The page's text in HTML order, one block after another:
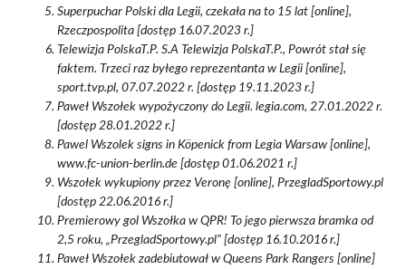
Superpuchar Polski dla Legii, czekała na to 15 lat [online],
Rzeczpospolita [dostęp 16.07.2023 r.]
Telewizja PolskaT.P. S.A Telewizja PolskaT.P., Powrót stał się
faktem. Trzeci raz byłego reprezentanta w Legii [online],
sport.tvp.pl, 07.07.2022 r. [dostęp 19.11.2023 r.]
Paweł Wszołek wypożyczony do Legii. legia.com, 27.01.2022 r.
[dostęp 28.01.2022 r.]
Pawel Wszolek signs in Köpenick from Legia Warsaw [online],
www.fc-union-berlin.de [dostęp 01.06.2021 r.]
Wszołek wykupiony przez Veronę [online], PrzegladSportowy.pl
[dostęp 22.06.2016 r.]
Premierowy gol Wszołka w QPR! To jego pierwsza bramka od
2,5 roku, „PrzegladSportowy.pl” [dostęp 16.10.2016 r.]
Paweł Wszołek zadebiutował w Queens Park Rangers [online]